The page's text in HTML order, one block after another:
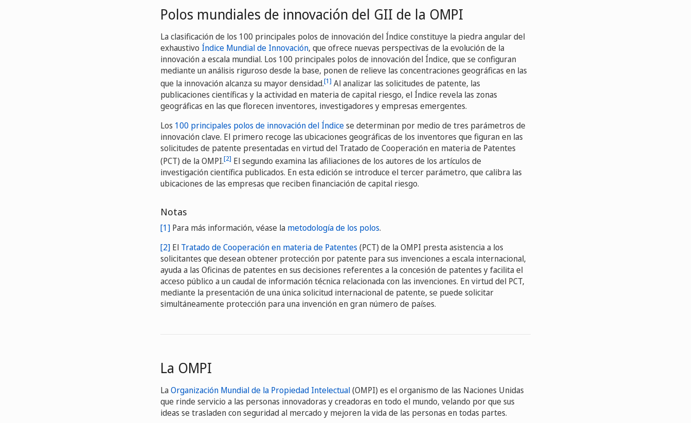
Polos mundiales de innovación del GII de la OMPI
La clasificación de los 100 principales polos de innovación del Índice constituye la piedra angular del
exhaustivo Índice Mundial de Innovación, que ofrece nuevas perspectivas de la evolución de la
innovación a escala mundial. Los 100 principales polos de innovación del Índice, que se configuran
mediante un análisis riguroso desde la base, ponen de relieve las concentraciones geográficas en las
que la innovación alcanza su mayor densidad.[1] Al analizar las solicitudes de patente, las
publicaciones científicas y la actividad en materia de capital riesgo, el Índice revela las zonas
geográficas en las que florecen inventores, investigadores y empresas emergentes.
Los 100 principales polos de innovación del Índicese determinan por medio de tres parámetros de
innovación clave. El primero recoge las ubicaciones geográficas de los inventores que figuran en las
solicitudes de patente presentadas en virtud del Tratado de Cooperación en materia de Patentes
(PCT) de la OMPI.[2] El segundo examina las afiliaciones de los autores de los artículos de
investigación científica publicados. En esta edición se introduce el tercer parámetro, que calibra las
ubicaciones de las empresas que reciben financiación de capital riesgo.
Notas
[1] Para más información, véase la metodología de los polos.
[2] El Tratado de Cooperación en materia de Patentes (PCT) de la OMPI presta asistencia a los
solicitantes que desean obtener protección por patente para sus invenciones a escala internacional,
ayuda a las Oficinas de patentes en sus decisiones referentes a la concesión de patentes y facilita el
acceso público a un caudal de información técnica relacionada con las invenciones. En virtud del PCT,
mediante la presentación de una única solicitud internacional de patente, se puede solicitar
simultáneamente protección para una invención en gran número de países.
La OMPI
LaOrganización Mundial de la Propiedad Intelectual(OMPI) es el organismo de las Naciones Unidas
que rinde servicio a las personas innovadoras y creadoras en todo el mundo, velando por que sus
ideas se trasladen con seguridad al mercado y mejoren la vida de las personas en todas partes.